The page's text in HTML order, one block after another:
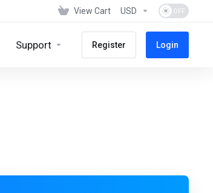
View Cart USD
Support Register Login